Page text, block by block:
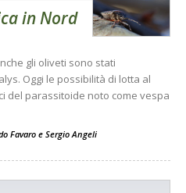
in Nord
gli oliveti sono stati
Oggi le possibilità di lotta al
del parassitoide noto come vespa
Favaro e Sergio Angeli